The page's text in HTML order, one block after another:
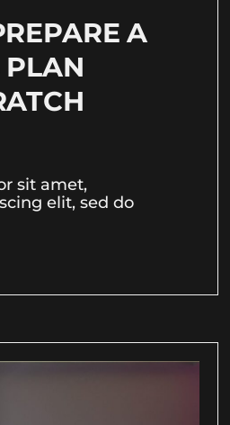
A
PLAN
sit amet,
elit, sed do